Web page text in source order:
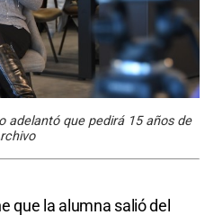
adelantó que pedirá 15 años de
que la alumna salió del